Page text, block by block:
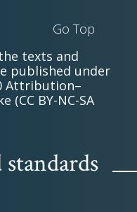
Go Top
texts and
published under
Attribution–
(CC BY-NC-SA